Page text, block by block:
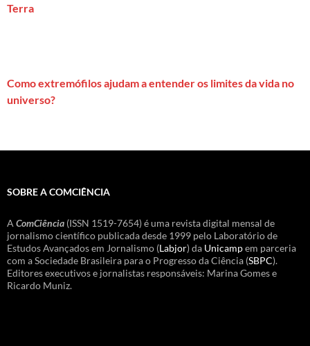
Terra
Como extremófilos ajudam a entender os limites da vida no
universo?
SOBRE A COMCIÊNCIA
A ComCiência (ISSN 1519-7654) é uma revista digital mensal de
jornalismo científico publicada desde 1999 pelo Laboratório de
Estudos Avançados em Jornalismo (Labjor) da Unicampem parceria
com a Sociedade Brasileira para o Progresso da Ciência (SBPC).
Editores executivos e jornalistas responsáveis: Marina Gomes e
Ricardo Muniz.